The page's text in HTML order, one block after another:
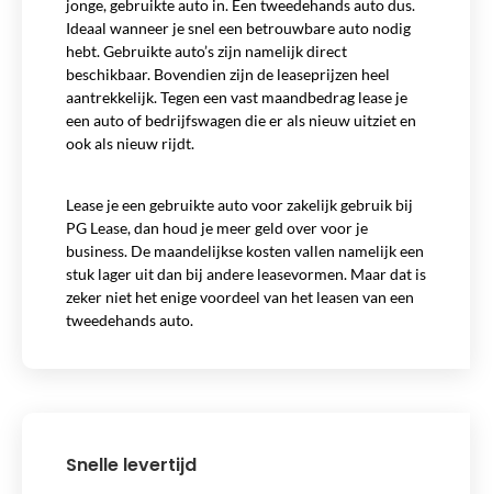
jonge, gebruikte auto in. Een tweedehands auto dus.
Ideaal wanneer je snel een betrouwbare auto nodig
hebt. Gebruikte auto’s zijn namelijk direct
beschikbaar. Bovendien zijn de leaseprijzen heel
aantrekkelijk. Tegen een vast maandbedrag lease je
een auto of bedrijfswagen die er als nieuw uitziet en
ook als nieuw rijdt.
Lease je een gebruikte auto voor zakelijk gebruik bij
PG Lease, dan houd je meer geld over voor je
business. De maandelijkse kosten vallen namelijk een
stuk lager uit dan bij andere leasevormen. Maar dat is
zeker niet het enige voordeel van het leasen van een
tweedehands auto.
Snelle levertijd